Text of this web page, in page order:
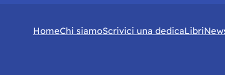
HomeChi siamoScrivici una dedicaLibri